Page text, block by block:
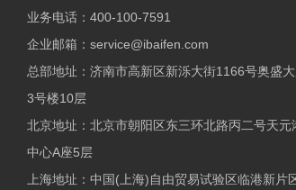
业务电话：400-100-7591
企业邮箱：service@ibaifen.com
总部地址：济南市高新区新泺大街1166号奥盛
3号楼10层
北京地址：北京市朝阳区东三环北路丙二号天元
中心A座5层
上海地址：中国(上海)自由贸易试验区临港新片